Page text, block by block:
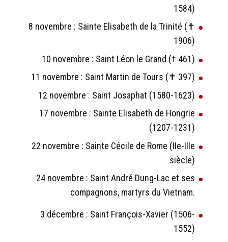
1584)
8 novembre : Sainte Elisabeth de la Trinité (✝
1906)
10 novembre : Saint Léon le Grand († 461)
11 novembre : Saint Martin de Tours (✝ 397)
12 novembre : Saint Josaphat (1580-1623)
17 novembre : Sainte Elisabeth de Hongrie
(1207-1231)
22 novembre : Sainte Cécile de Rome (IIe-IIIe
siècle)
24 novembre : Saint André Dung-Lac et ses
compagnons, martyrs du Vietnam.
3 décembre : Saint François-Xavier (1506-
1552)